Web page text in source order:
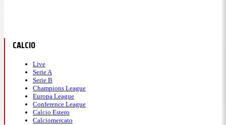
CALCIO
Live
Serie A
Serie B
Champions League
Europa League
Conference League
Calcio Estero
Calciomercato